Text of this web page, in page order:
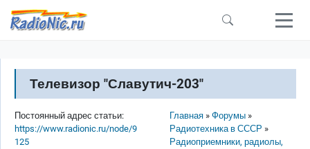
Перейти к основному содержанию
Телевизор "Славутич-203"
Строка навигации
Главная
Форумы
Радиотехника в СССР
Радиоприемники, радиолы,
Постоянный адрес статьи:
https://www.radionic.ru/node/9
125